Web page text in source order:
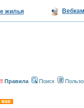
жилья
Правила Поиск